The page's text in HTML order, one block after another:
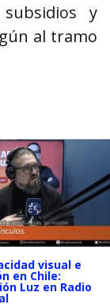
y
al tramo
visual e
en Chile:
Luz en Radio